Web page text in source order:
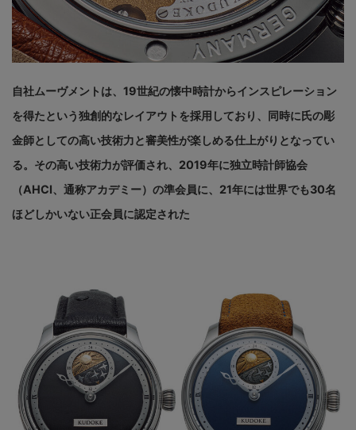
自社ムーヴメントは、19世紀の懐中時計からインスピレーション
を得たという独創的なレイアウトを採用しており、同時に氏の彫
金師としての高い技術力と審美性が楽しめる仕上がりとなってい
る。その高い技術力が評価され、2019年に独立時計師協会
（AHCI、通称アカデミー）の準会員に、21年には世界でも30名
ほどしかいない正会員に認定された